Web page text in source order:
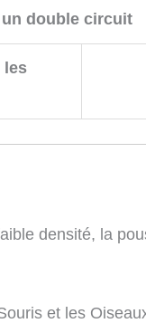
double circuit
les
densité, la
et les